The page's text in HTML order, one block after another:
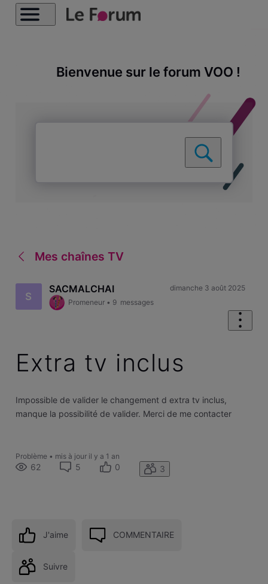
Bienvenue sur le forum VOO !
Mes chaînes TV
S
SACMALCHAI
Promeneur • 9 messages
dimanche 3 août 2025
Extra tv inclus
Impossible de valider le changement d extra tv inclus,
manque la possibilité de valider. Merci de me contacter
Problème • mis à jour il y a 1 an
62 5 0 3
J'aime COMMENTAIRE
Suivre